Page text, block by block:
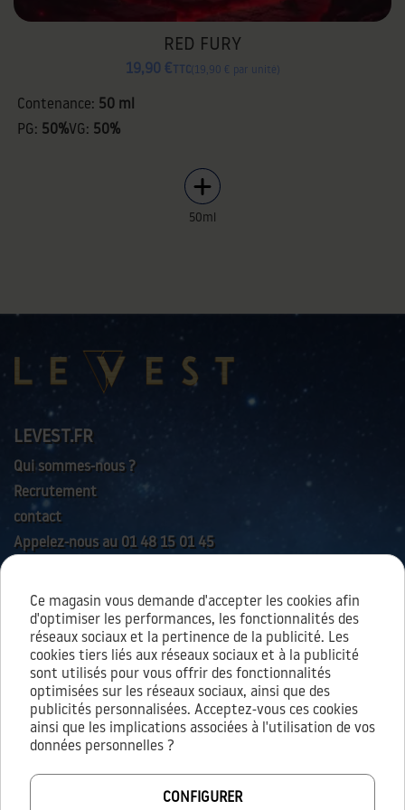
RED FURY
19,90 € TTC 19,90 € par unité
Contenance: 50 ml
PG: 50%VG: 50%
50ml
LEVEST.FR
Qui sommes-nous ?
Recrutement
contact
Appelez-nous au 01 48 15 01 45
AIDES & SERVICES
À PROPOS
Conditions générales d’utilisation
Conditions générales de vente
Mentions légales
Ce magasin vous demande d'accepter les cookies afin
d'optimiser les performances, les fonctionnalités des
réseaux sociaux et la pertinence de la publicité. Les
cookies tiers liés aux réseaux sociaux et à la publicité
sont utilisés pour vous offrir des fonctionnalités
optimisées sur les réseaux sociaux, ainsi que des
publicités personnalisées. Acceptez-vous ces cookies
ainsi que les implications associées à l'utilisation de vos
données personnelles ?
CONFIGURER